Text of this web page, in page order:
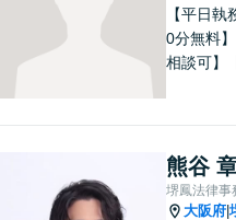
【平日
0分無料
相談可】
熊谷
堺鳳法律事
大阪府